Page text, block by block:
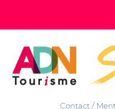
Contact /